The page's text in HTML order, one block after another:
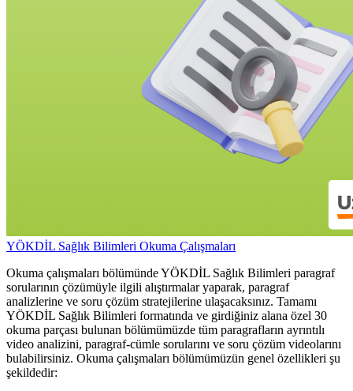
YÖKDİL Sağlık Bilimleri Okuma Çalışmaları
Okuma çalışmaları bölümünde YÖKDİL Sağlık Bilimleri paragraf
sorularının çözümüyle ilgili alıştırmalar yaparak, paragraf
analizlerine ve soru çözüm stratejilerine ulaşacaksınız. Tamamı
YÖKDİL Sağlık Bilimleri formatında ve girdiğiniz alana özel 30
okuma parçası bulunan bölümümüzde tüm paragrafların ayrıntılı
video analizini, paragraf-cümle sorularını ve soru çözüm videolarını
bulabilirsiniz. Okuma çalışmaları bölümümüzün genel özellikleri şu
şekildedir: